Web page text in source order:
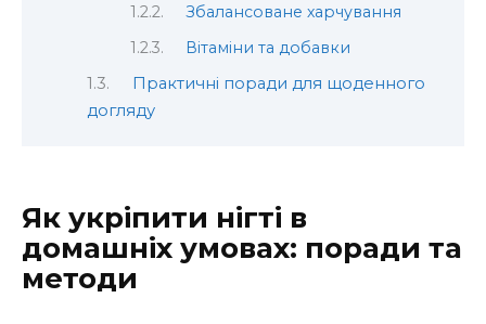
Збалансоване харчування
Вітаміни та добавки
Практичні поради для щоденного
догляду
Як укріпити нігті в
домашніх умовах: поради та
методи